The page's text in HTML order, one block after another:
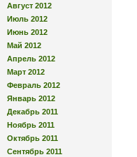
Август 2012
Июль 2012
Июнь 2012
Май 2012
Апрель 2012
Март 2012
Февраль 2012
Январь 2012
Декабрь 2011
Ноябрь 2011
Октябрь 2011
Сентябрь 2011